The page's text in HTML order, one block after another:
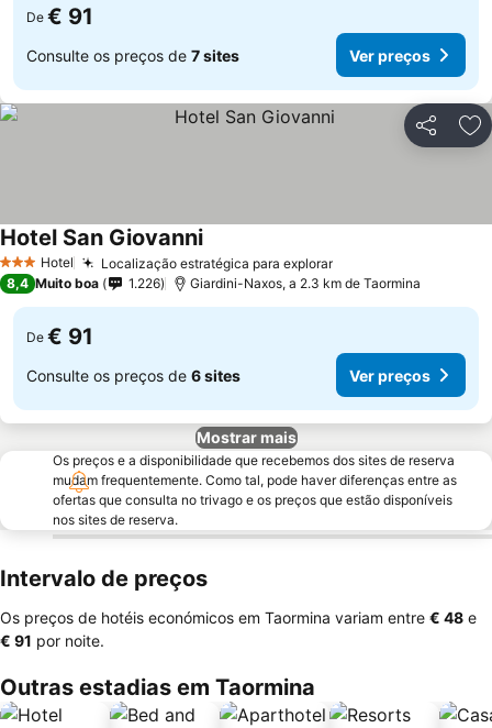
De € 91
Consulte os preços de 7 sites Ver preços
Partilhar
3 EstrelasHotel Localização estratégica para explorarVer preços
Hotel San GiovanniVer preços
8,4 Muito boa 1.226 Giardini-Naxos, a 2.3 km de Taormina
De € 91
Consulte os preços de 6 sites Ver preços
Mostrar mais
Os preços e a disponibilidade que recebemos dos sites de reserva
mudam frequentemente. Como tal, pode haver diferenças entre as
ofertas que consulta no trivago e os preços que estão disponíveis
nos sites de reserva.
Intervalo de preços
Os preços de hotéis económicos em Taormina variam entre ‎€ 48 e
‎€ 91 por noite.
Outras estadias em Taormina